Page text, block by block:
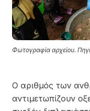
Φωτογραφία αρχείου.
Ο αριθμός των
αντιμετωπίζουν